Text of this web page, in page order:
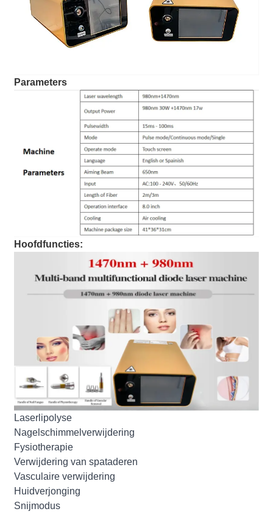
Parameters
Hoofdfuncties:
Laserlipolyse
Nagelschimmelverwijdering
Fysiotherapie
Verwijdering van spataderen
Vasculaire verwijdering
Huidverjonging
Snijmodus